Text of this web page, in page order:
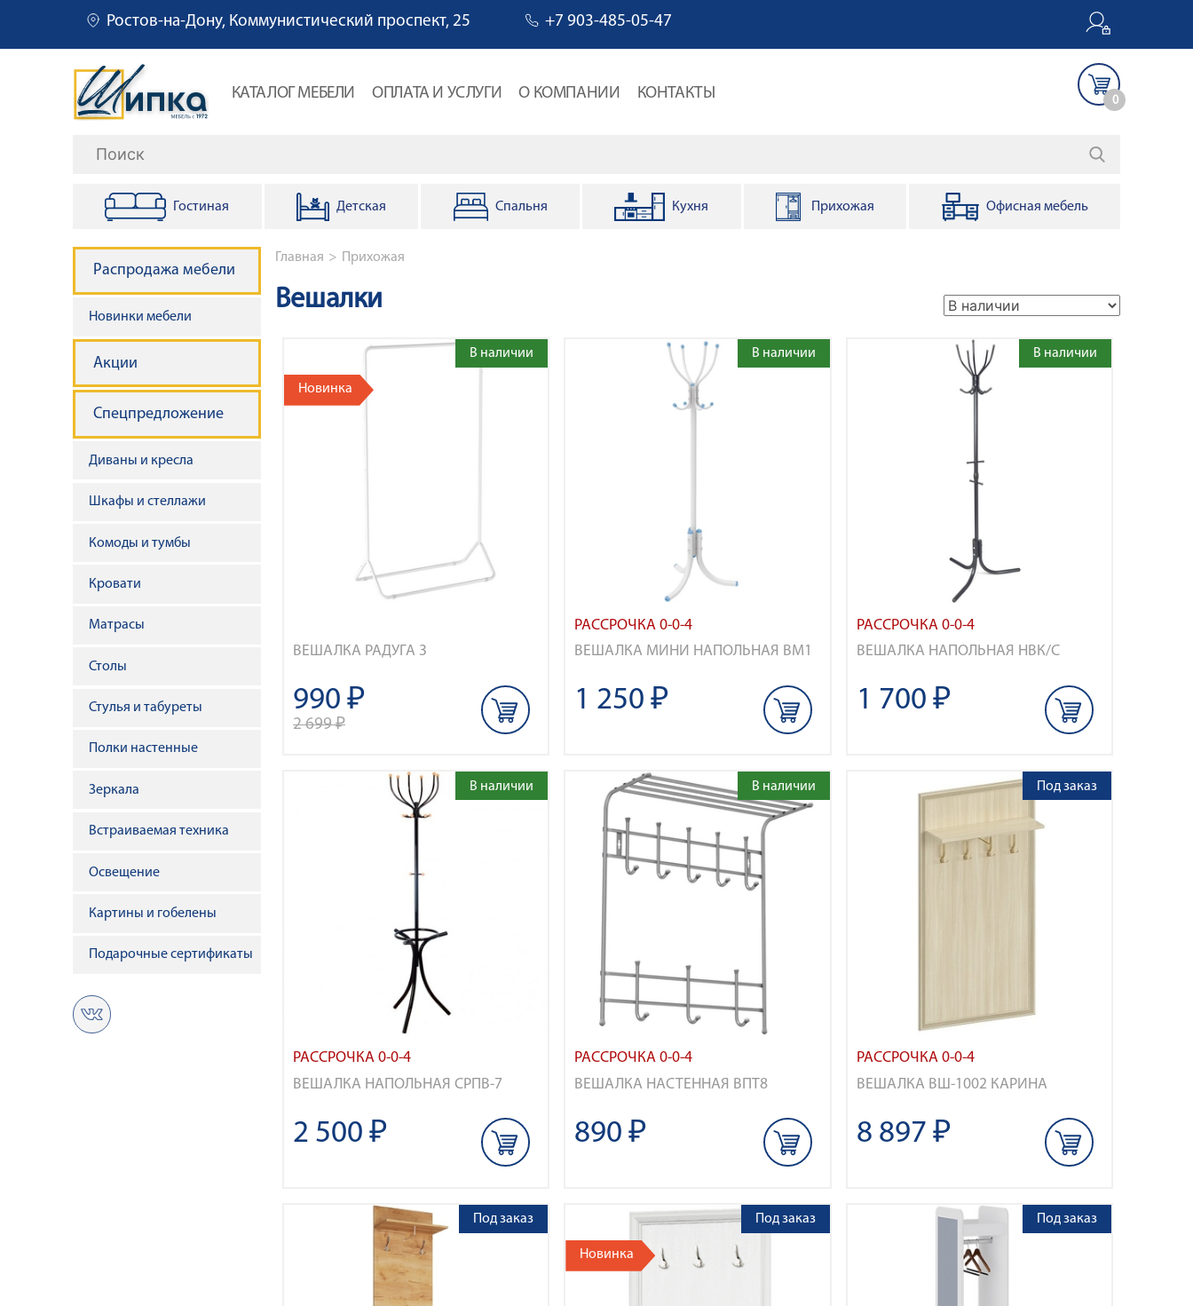
Ростов-на-Дону, Коммунистический проспект, 25 +7 903-485-05-47
О
о
в
н
а
я
н
КАТАЛОГ МЕБЕЛИ ОПЛАТА И УСЛУГИ О КОМПАНИИ КОНТАКТЫ 0
Поиск
Гостиная Детская Спальня Кухня Прихожая Офисная мебель
Строка навигации
Главная Прихожая
Вешалки
ВЕШАЛКА РАДУГА 3
Новинка
В наличии
990 ₽
2 699 ₽
РАССРОЧКА 0-0-4
ВЕШАЛКА МИНИ НАПОЛЬНАЯ ВМ1
В наличии
1 250 ₽
РАССРОЧКА 0-0-4
ВЕШАЛКА НАПОЛЬНАЯ НВК/С
В наличии
1 700 ₽
РАССРОЧКА 0-0-4
ВЕШАЛКА НАПОЛЬНАЯ СРПВ-7
В наличии
2 500 ₽
РАССРОЧКА 0-0-4
ВЕШАЛКА НАСТЕННАЯ ВПТ8
В наличии
890 ₽
РАССРОЧКА 0-0-4
ВЕШАЛКА ВШ-1002 КАРИНА
Под заказ
8 897 ₽
Под заказ
Новинка
Под заказ Под заказ
Распродажа мебели
Новинки мебели
Акции
Спецпредложение
Диваны и кресла
Шкафы и стеллажи
Комоды и тумбы
Кровати
Матрасы
Столы
Стулья и табуреты
Полки настенные
Зеркала
Встраиваемая техника
Освещение
Картины и гобелены
Подарочные сертификаты